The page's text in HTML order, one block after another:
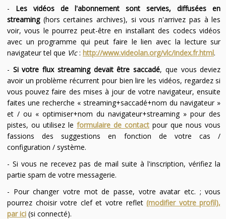
- Les vidéos de l'abonnement sont servies, diffusées en
streaming(hors certaines archives), si vous n'arrivez pas à les
voir, vous le pourrez peut-être en installant des codecs vidéos
avec un programme qui peut faire le lien avec la lecture sur
navigateur tel que Vlc: http://www.videolan.org/vlc/index.fr.html.
- Si votre flux streaming devait être saccadé, que vous deviez
avoir un problème récurrent pour bien lire les vidéos, regardez si
vous pouvez faire des mises à jour de votre navigateur, ensuite
faites une recherche « streaming+saccadé+nom du navigateur »
et / ou « optimiser+nom du navigateur+streaming » pour des
pistes, ou utilisez leformulaire de contact pour que nous vous
fassions des suggestions en fonction de votre cas /
configuration / système.
- Si vous ne recevez pas de mail suite à l'inscription, vérifiez la
partie spam de votre messagerie.
- Pour changer votre mot de passe, votre avatar etc. ; vous
pourrez choisir votre clef et votre reflet(modifier votre profil),
par ici(si connecté).